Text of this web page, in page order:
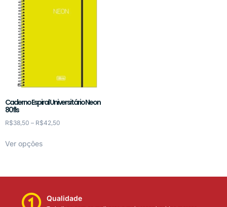
Caderno Espiral Universitário Neon
80fls
R$38,50 – R$42,50
Ver opções
Qualidade